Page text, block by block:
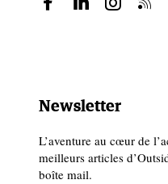
Newsletter
L’aventure au cœur de
meilleurs articles
boîte mail.